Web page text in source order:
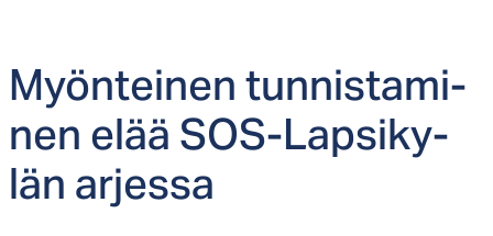
Myön­tei­nen tun­nis­ta­mi­
nen elää SOS-Lap­si­ky­
län ar­jes­sa